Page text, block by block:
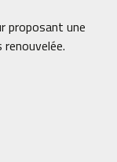
proposant une